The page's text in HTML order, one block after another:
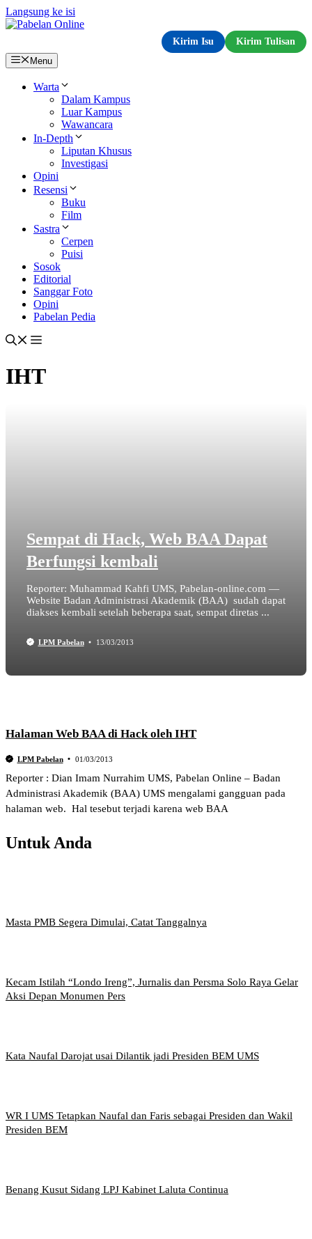
Langsung ke isi
Kirim Isu
Kirim Tulisan
Menu
Warta
Dalam Kampus
Luar Kampus
Wawancara
In-Depth
Liputan Khusus
Investigasi
Opini
Resensi
Buku
Film
Sastra
Cerpen
Puisi
Sosok
Editorial
Sanggar Foto
Opini
Pabelan Pedia
IHT
Sempat di Hack, Web BAA Dapat
Berfungsi kembali
Reporter: Muhammad Kahfi UMS, Pabelan-online.com —
Website Badan Administrasi Akademik (BAA) sudah dapat
diakses kembali setelah beberapa saat, sempat diretas ...
LPM Pabelan 13/03/2013
Halaman Web BAA di Hack oleh IHT
LPM Pabelan 01/03/2013
Reporter : Dian Imam Nurrahim UMS, Pabelan Online – Badan
Administrasi Akademik (BAA) UMS mengalami gangguan pada
halaman web. Hal tesebut terjadi karena web BAA
Untuk Anda
Masta PMB Segera Dimulai, Catat Tanggalnya
Kecam Istilah “Londo Ireng”, Jurnalis dan Persma Solo Raya Gelar
Aksi Depan Monumen Pers
Kata Naufal Darojat usai Dilantik jadi Presiden BEM UMS
WR I UMS Tetapkan Naufal dan Faris sebagai Presiden dan Wakil
Presiden BEM
Benang Kusut Sidang LPJ Kabinet Laluta Continua